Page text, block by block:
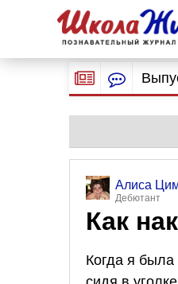
Алиса
Дебютант
Как
Когда я была